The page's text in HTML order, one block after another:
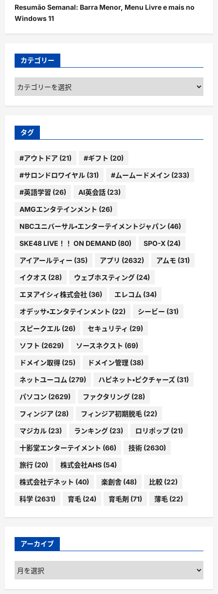
Resumão Semanal: Barra Menor, Menu Livre e mais no
Windows 11
カテゴリー
カ
テ
ゴ
ー
タグ
#アウトドア (21) #ギフト (20)
#サロンドロワイヤル (31) #ムームードメイン (233)
#英語学習 (26) AI英会話 (23)
AMGエンタテインメント (26)
NBCユニバーサル・エンターテイメントジャパン (46)
SKE48 LIVE！！ ON DEMAND (80) SPO-X (24)
アイアールティー (35) アプリ (2632) アムモ (31)
イクオス (28) ウェブホスティング (24)
エヌアイシィ株式会社 (36) エレコム (34)
オデッサ・エンタテインメント (22) シービー (31)
スピークエル (26) セキュリティ (29)
ソフト (2629) ソースネクスト (69)
ドメイン取得 (25) ドメイン管理 (38)
ネットユーコム (279) ハピネット・ピクチャーズ (31)
パソコン (2629) ファクタリング (28)
フィンジア (28) フィンジア初期脱毛 (22)
マジカル (23) ランキング (23) ロリポップ (21)
十影堂エンターテイメント (66) 技術 (2630)
旅行 (20) 株式会社AHS (54)
株式会社デネット (40) 楽創舎 (48) 比較 (22)
科学 (2631) 育毛 (24) 育毛剤 (71) 薄毛 (22)
アーカイブ
ア
ー
カ